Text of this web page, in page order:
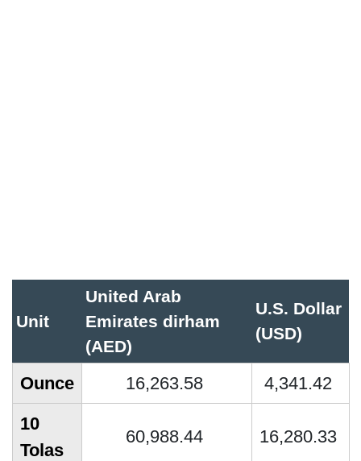
Unit
United Arab
Emirates dirham
(AED)
U.S. Dollar
(USD)
Ounce 16,263.58
4,341.42
10
Tolas
60,988.44 16,280.33